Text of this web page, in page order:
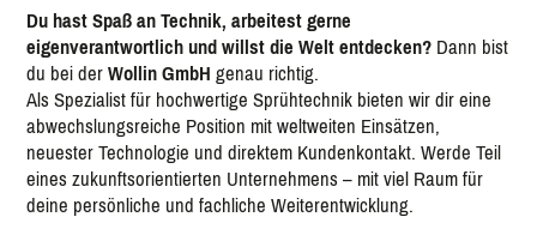
Du hast Spaß an Technik, arbeitest gerne
eigenverantwortlich und willst die Welt entdecken?Dann bist
du bei derWollin GmbHgenau richtig.
Als Spezialist für hochwertige Sprühtechnik bieten wir dir eine
abwechslungsreiche Position mit weltweiten Einsätzen,
neuester Technologie und direktem Kundenkontakt. Werde Teil
eines zukunftsorientierten Unternehmens – mit viel Raum für
deine persönliche und fachliche Weiterentwicklung.